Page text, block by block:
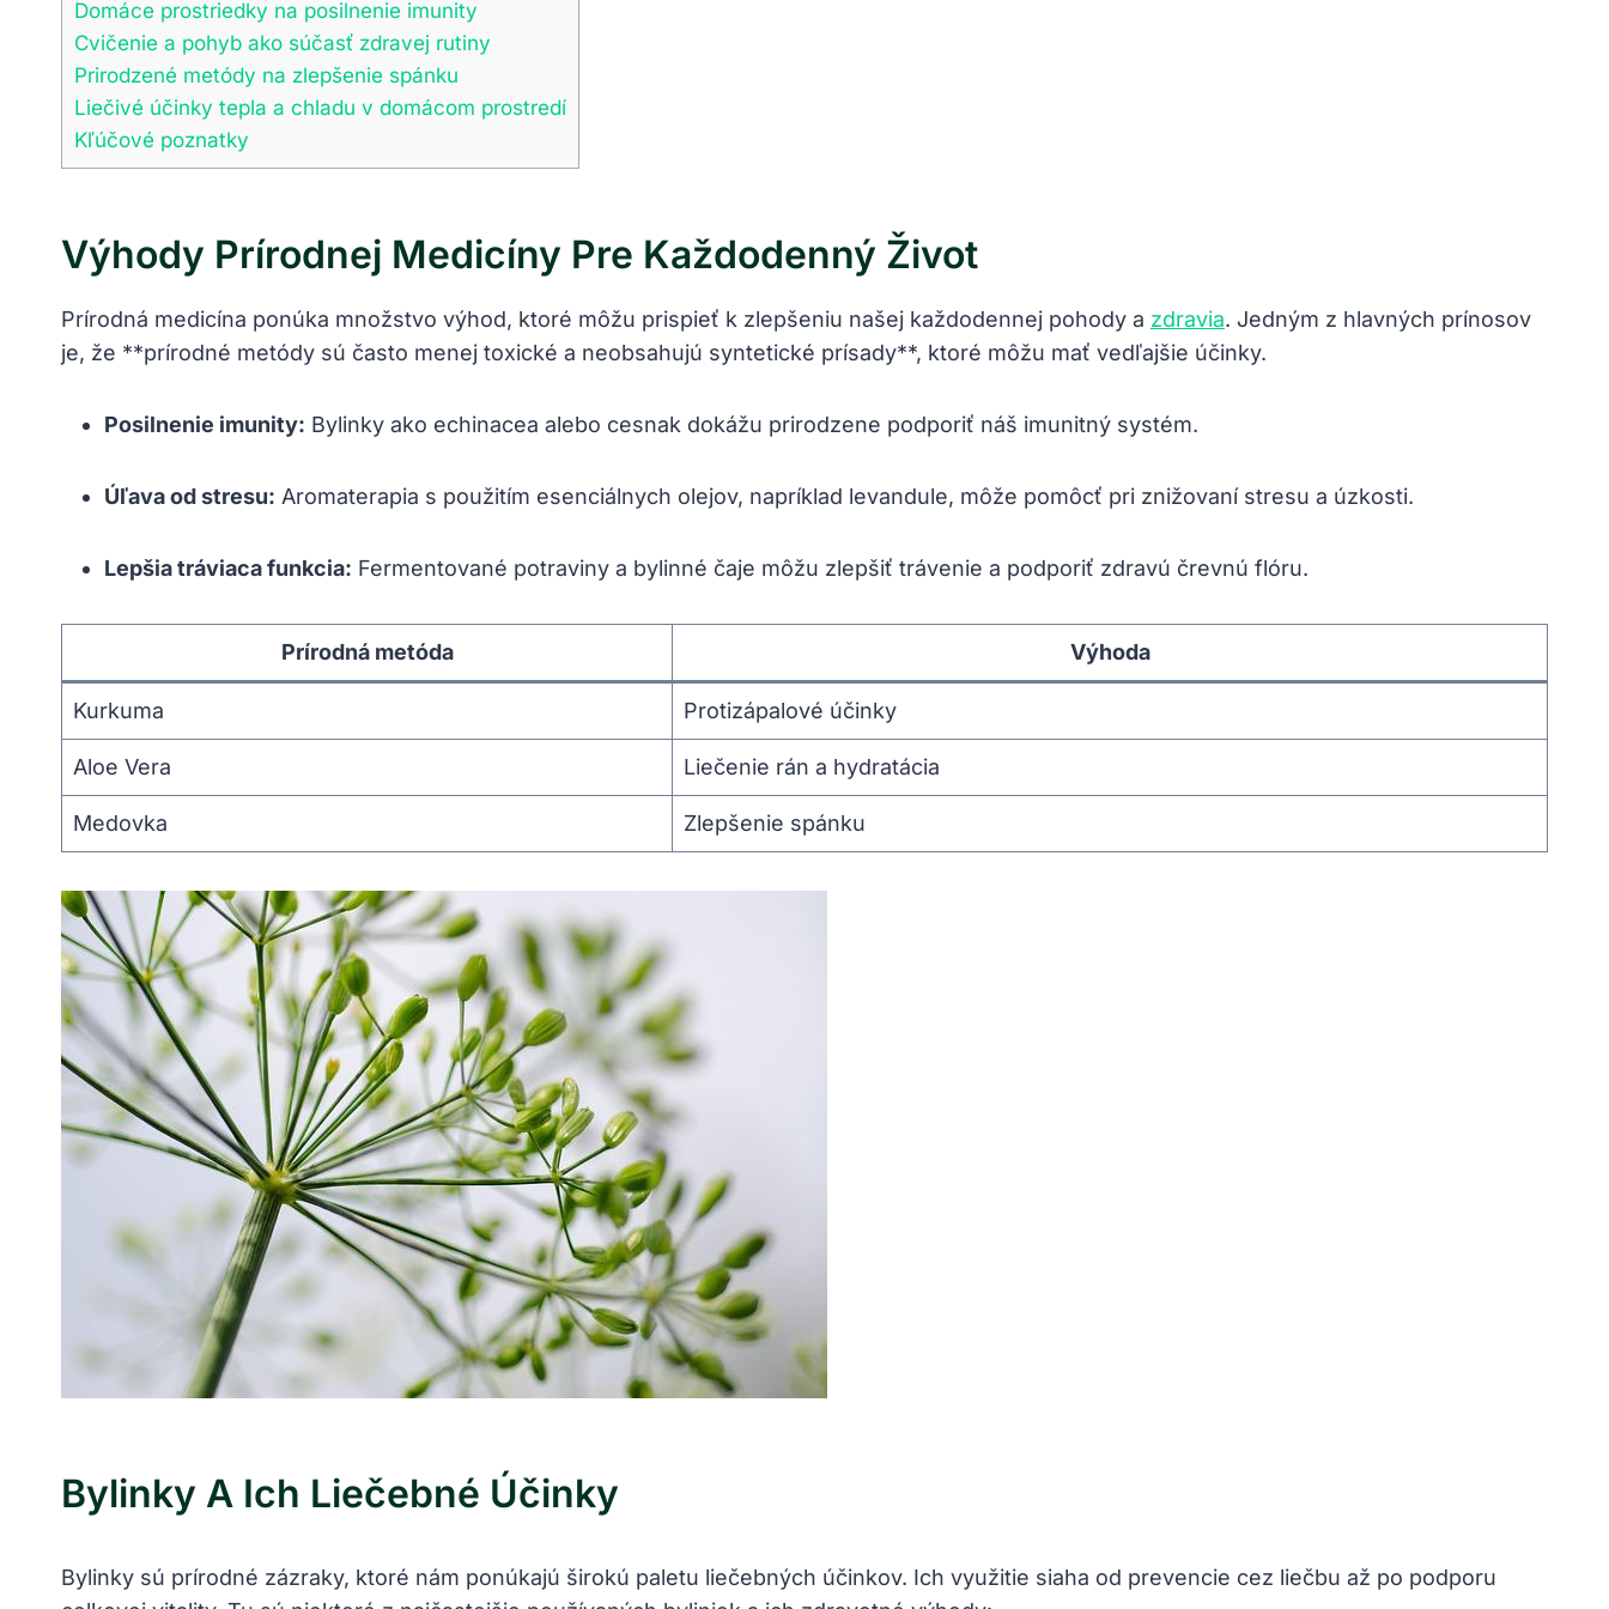
Domáce prostriedky na posilnenie imunity
Cvičenie a pohyb ako súčasť zdravej rutiny
Prirodzené metódy na zlepšenie spánku
Liečivé účinky tepla a chladu v domácom prostredí
Kľúčové poznatky
Výhody Prírodnej Medicíny Pre Každodenný Život
Prírodná medicína ponúka množstvo výhod, ktoré môžu prispieť k zlepšeniu našej každodennej pohody a zdravia. Jedným z hlavných prínosov
je, že **prírodné metódy sú často menej toxické a neobsahujú syntetické prísady**, ktoré môžu mať vedľajšie účinky.
Posilnenie imunity: Bylinky ako echinacea alebo cesnak dokážu prirodzene podporiť náš imunitný systém.
Úľava od stresu: Aromaterapia s použitím esenciálnych olejov, napríklad levandule, môže pomôcť pri znižovaní stresu a úzkosti.
Lepšia tráviaca funkcia: Fermentované potraviny a bylinné čaje môžu zlepšiť trávenie a podporiť zdravú črevnú flóru.
Prírodná metóda Výhoda
Kurkuma Protizápalové účinky
Aloe Vera Liečenie rán a hydratácia
Medovka Zlepšenie spánku
Bylinky A Ich Liečebné Účinky
Bylinky sú prírodné zázraky, ktoré nám ponúkajú širokú paletu liečebných účinkov. Ich využitie siaha od prevencie cez liečbu až po podporu